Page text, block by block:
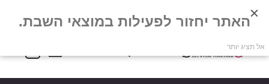
Toggle
סל קניות
האתר יחזור לפעילות במוצאי השבת.
אל תציג יותר